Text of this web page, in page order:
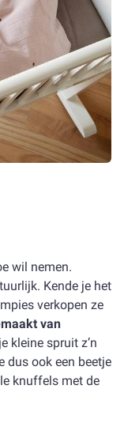
wil nemen.
Kende je het
verkopen ze
van
kleine spruit z’n
dus ook een beetje
knuffels met de